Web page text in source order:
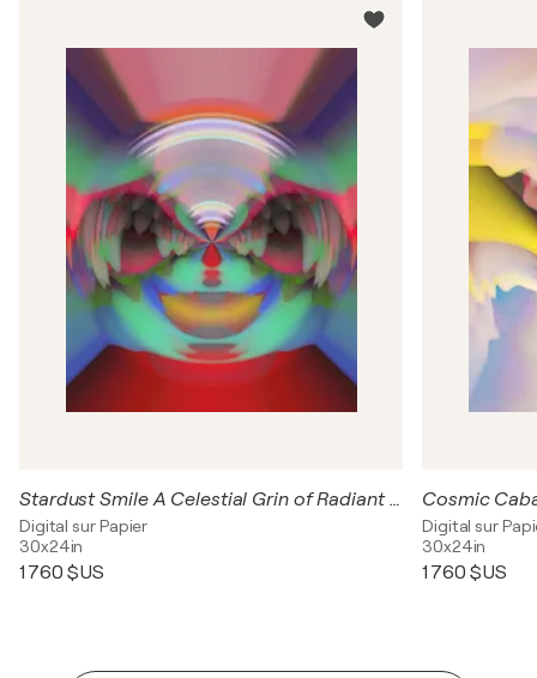
Stardust Smile A Celestial Grin of Radiant Energy
Digital sur Papier
30x24in
1 760 $US
Digital sur
30x24in
1 760 $US